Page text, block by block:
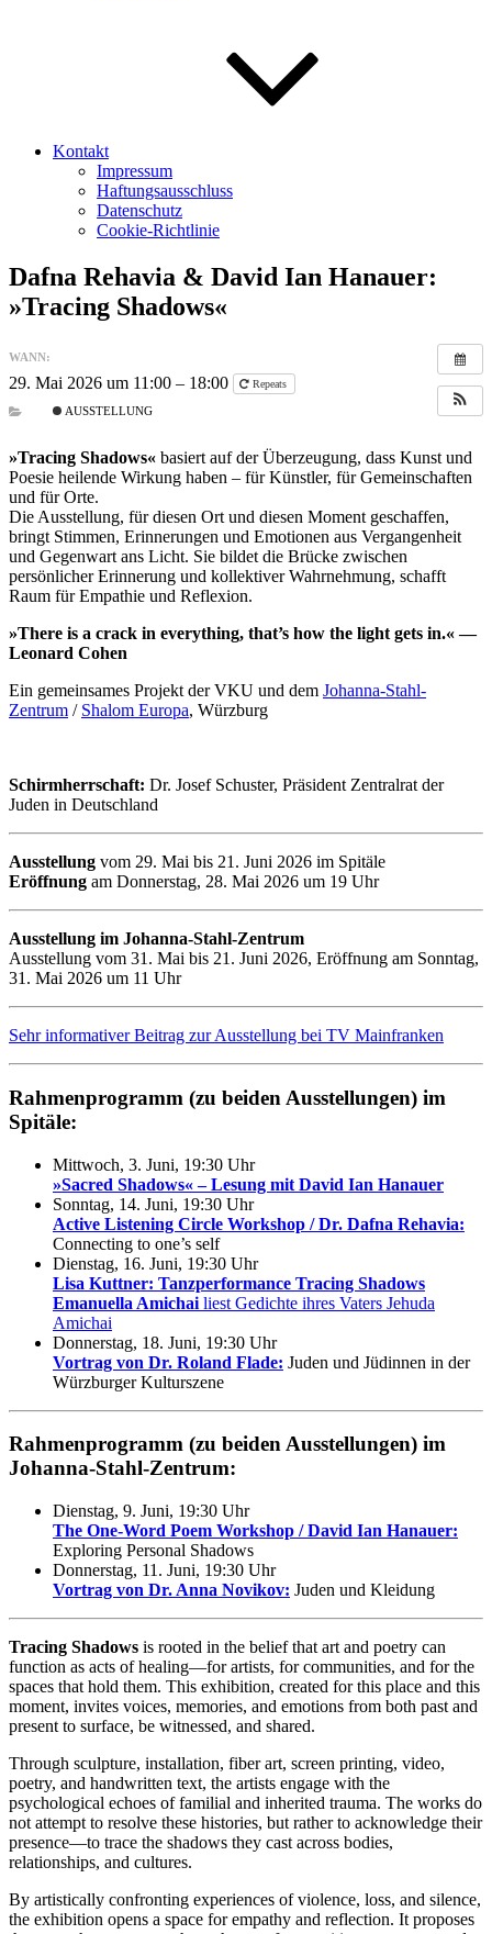
Kontakt
Impressum
Haftungsausschluss
Datenschutz
Cookie-Richtlinie
Dafna Rehavia & David Ian Hanauer:
»Tracing Shadows«
WANN:
29. Mai 2026 um 11:00 – 18:00 Repeats
AUSSTELLUNG
»Tracing Shadows« basiert auf der Überzeugung, dass Kunst und
Poesie heilende Wirkung haben – für Künstler, für Gemeinschaften
und für Orte.
Die Ausstellung, für diesen Ort und diesen Moment geschaffen,
bringt Stimmen, Erinnerungen und Emotionen aus Vergangenheit
und Gegenwart ans Licht. Sie bildet die Brücke zwischen
persönlicher Erinnerung und kollektiver Wahr­nehmung, schafft
Raum für Empathie und Reflexion.
»There is a crack in everything, that’s how the light gets in.« —
Leonard Cohen
Ein gemeinsames Projekt der VKU und dem Johanna-Stahl-
Zentrum / Shalom Europa, Würzburg
Schirmherrschaft: Dr. Josef Schuster, Präsident Zentralrat der
Juden in Deutschland
Ausstellung vom 29. Mai bis 21. Juni 2026 im Spitäle
Eröffnung am Donnerstag, 28. Mai 2026 um 19 Uhr
Ausstellung im Johanna-Stahl-Zentrum
Ausstellung vom 31. Mai bis 21. Juni 2026, Eröffnung am Sonntag,
31. Mai 2026 um 11 Uhr
Sehr informativer Beitrag zur Ausstellung bei TV Mainfranken
Rahmenprogramm (zu beiden Ausstellungen) im
Spitäle:
Mittwoch, 3. Juni, 19:30 Uhr
»Sacred Shadows« – Lesung mit David Ian Hanauer
Sonntag, 14. Juni, 19:30 Uhr
Active Listening Circle Workshop / Dr. Dafna Rehavia:
Connecting to one’s self
Dienstag, 16. Juni, 19:30 Uhr
Lisa Kuttner: Tanzperformance Tracing Shadows
Emanuella Amichai liest Gedichte ihres Vaters Jehuda
Amichai
Donnerstag, 18. Juni, 19:30 Uhr
Vortrag von Dr. Roland Flade: Juden und Jüdinnen in der
Würzburger Kulturszene
Rahmenprogramm (zu beiden Ausstellungen) im
Johanna-Stahl-Zentrum:
Dienstag, 9. Juni, 19:30 Uhr
The One-Word Poem Workshop / David Ian Hanauer:
Exploring Personal Shadows
Donnerstag, 11. Juni, 19:30 Uhr
Vortrag von Dr. Anna Novikov: Juden und Kleidung
Tracing Shadows is rooted in the belief that art and poetry can
function as acts of healing—for artists, for communities, and for the
spaces that hold them. This exhibition, created for this place and this
moment, invites voices, memories, and emotions from both past and
present to surface, be witnessed, and shared.
Through sculpture, installation, fiber art, screen printing, video,
poetry, and handwritten text, the artists engage with the
psychological echoes of familial and inherited trauma. The works do
not attempt to resolve these histories, but rather to acknowledge their
presence—to trace the shadows they cast across bodies,
relationships, and cultures.
By artistically confronting experiences of violence, loss, and silence,
the exhibition opens a space for empathy and reflection. It proposes